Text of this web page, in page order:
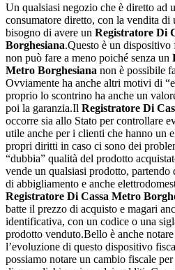
Un qualsiasi negozio che è diretto ad
consumatore diretto, con la vendita di
bisogno di avere un Registratore Di
Borghesiana.Questo è un
non può fare a meno poiché senza un
Metro Borghesiana non è possibile
Ovviamente ha anche altri motivi di
proprio lo scontrino ha anche un
poi la garanzia.Il Registratore Di
occorre sia allo Stato per controllare
utile anche per i clienti che hanno un
propri diritti in caso ci sono dei
“dubbia” qualità del prodotto
vende un qualsiasi prodotto, partendo
di abbigliamento e anche
Registratore Di Cassa Metro
batte il prezzo di acquisto e magari
identificativa, con un codice o una
prodotto venduto.Bello è anche
l’evoluzione di questo dispositivo
possiamo notare un cambio fiscale